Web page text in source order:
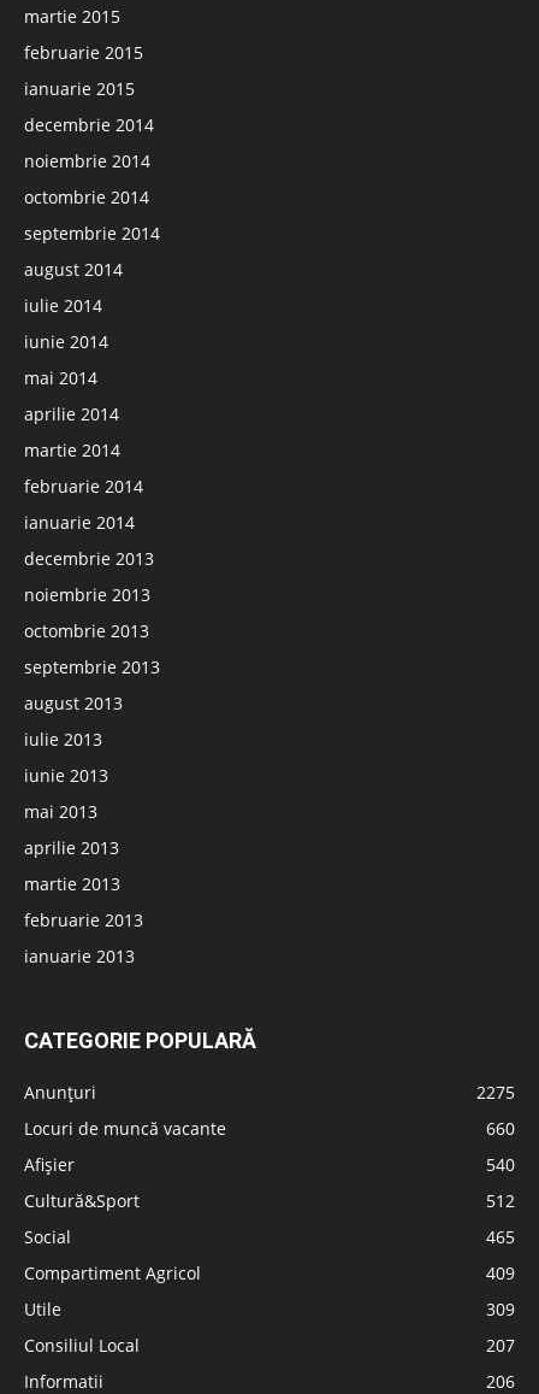
martie 2015
februarie 2015
ianuarie 2015
decembrie 2014
noiembrie 2014
octombrie 2014
septembrie 2014
august 2014
iulie 2014
iunie 2014
mai 2014
aprilie 2014
martie 2014
februarie 2014
ianuarie 2014
decembrie 2013
noiembrie 2013
octombrie 2013
septembrie 2013
august 2013
iulie 2013
iunie 2013
mai 2013
aprilie 2013
martie 2013
februarie 2013
ianuarie 2013
CATEGORIE POPULARĂ
Anunțuri
2275
Locuri de muncă vacante
660
Afișier
540
Cultură&Sport
512
Social
465
Compartiment Agricol
409
Utile
309
Consiliul Local
207
Informatii
206